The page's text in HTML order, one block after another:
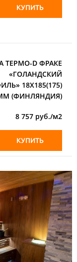
КУПИТЬ
ТЕРМО-D ФРАКЕ
«ГОЛАНДСКИЙ
18Х185(175)
(ФИНЛЯНДИЯ)
8 757 руб./м2
КУПИТЬ